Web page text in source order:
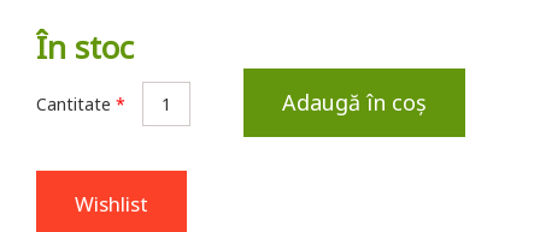
În stoc
Cantitate * Adaugă în coș
Wishlist